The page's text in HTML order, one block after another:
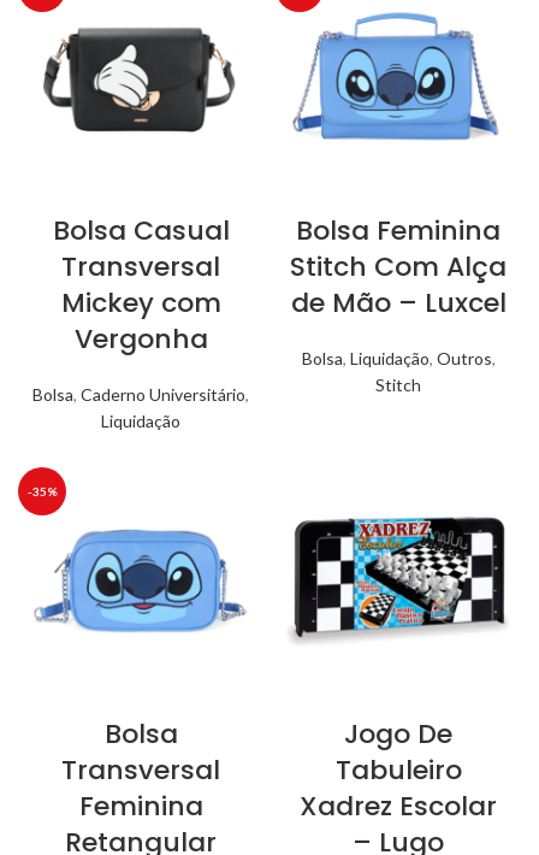
Bolsa Casual
Transversal
Mickey com
Vergonha
Bolsa, Caderno Universitário,
Liquidação
Bolsa Feminina
Stitch Com Alça
de Mão – Luxcel
Bolsa, Liquidação, Outros,
Stitch
-35%
Bolsa
Transversal
Feminina
Retangular
Jogo De
Tabuleiro
Xadrez Escolar
– Lugo